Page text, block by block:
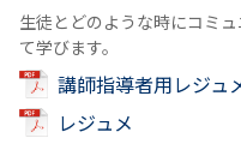
生徒とどのような時にコミ
て学びます。
講師指導者用レジュ
レジュメ